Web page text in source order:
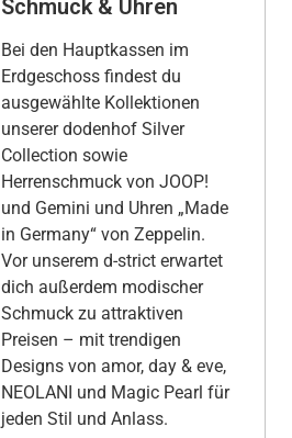
Schmuck & Uhren
Bei den Hauptkassen im
Erdgeschoss findest du
ausgewählte Kollektionen
unserer dodenhof Silver
Collection sowie
Herrenschmuck von JOOP!
und Gemini und Uhren „Made
in Germany“ von Zeppelin.
Vor unserem d-strict erwartet
dich außerdem modischer
Schmuck zu attraktiven
Preisen – mit trendigen
Designs von amor, day & eve,
NEOLANI und Magic Pearl für
jeden Stil und Anlass.